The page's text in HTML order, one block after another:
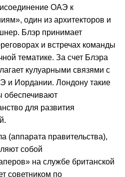
ОАЭ к
один из архитекторов и
Блэр принимает
и встречах команды
тематике. За счет Блэра
кулуарными связями с
и Иордании. Лондону такие
обеспечивают
для развития
(аппарата правительства),
собой
на службе британской
советником по